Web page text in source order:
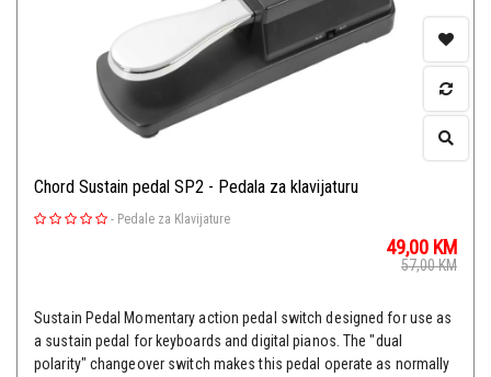
Chord Sustain pedal SP2 - Pedala za klavijaturu
- Pedale za Klavijature
49,00 KM
57,00KM
Sustain Pedal Momentary action pedal switch designed for use as
a sustain pedal for keyboards and digital pianos. The "dual
polarity" changeover switch makes this pedal operate as normally